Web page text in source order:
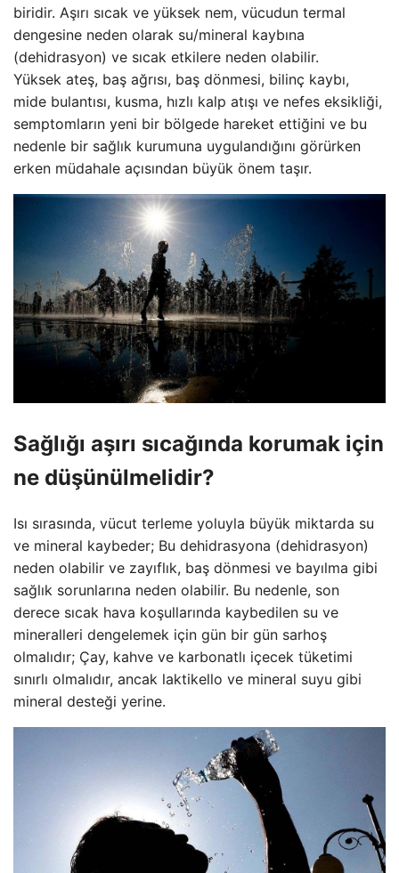
biridir. Aşırı sıcak ve yüksek nem, vücudun termal
dengesine neden olarak su/mineral kaybına
(dehidrasyon) ve sıcak etkilere neden olabilir.
Yüksek ateş, baş ağrısı, baş dönmesi, bilinç kaybı,
mide bulantısı, kusma, hızlı kalp atışı ve nefes eksikliği,
semptomların yeni bir bölgede hareket ettiğini ve bu
nedenle bir sağlık kurumuna uygulandığını görürken
erken müdahale açısından büyük önem taşır.
Sağlığı aşırı sıcağında korumak için
ne düşünülmelidir?
Isı sırasında, vücut terleme yoluyla büyük miktarda su
ve mineral kaybeder; Bu dehidrasyona (dehidrasyon)
neden olabilir ve zayıflık, baş dönmesi ve bayılma gibi
sağlık sorunlarına neden olabilir. Bu nedenle, son
derece sıcak hava koşullarında kaybedilen su ve
mineralleri dengelemek için gün bir gün sarhoş
olmalıdır; Çay, kahve ve karbonatlı içecek tüketimi
sınırlı olmalıdır, ancak laktikello ve mineral suyu gibi
mineral desteği yerine.